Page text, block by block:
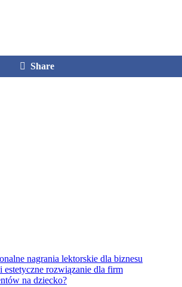
Share
nagrania lektorskie dla biznesu
rozwiązanie dla firm
na dziecko?